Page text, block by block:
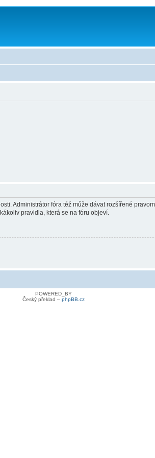
Administrátor fóra též může dávat rozšířené
pravidla, která se na fóru objeví.
POWERED_BY
Český překlad – phpBB.cz